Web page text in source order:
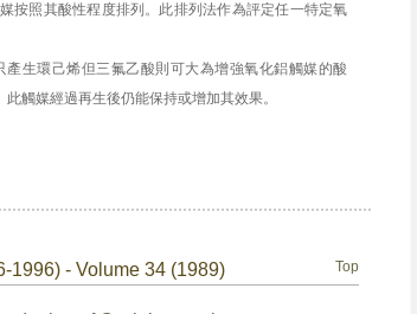
照其酸性程度排列。此排列法作為評定任一特定氧
生環己烯但三氟乙酸則可大為增強氧化鋁觸媒的酸
觸媒經過再生後仍能保持或增加其效果。
1996) - Volume 34 (1989) Top